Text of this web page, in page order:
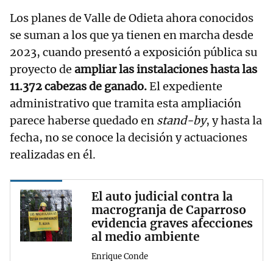
Los planes de Valle de Odieta ahora conocidos
se suman a los que ya tienen en marcha desde
2023, cuando presentó a exposición pública su
proyecto de ampliar las instalaciones hasta las
11.372 cabezas de ganado.El expediente
administrativo que tramita esta ampliación
parece haberse quedado en stand-by, y hasta la
fecha, no se conoce la decisión y actuaciones
realizadas en él.
El auto judicial contra la
macrogranja de Caparroso
evidencia graves afecciones
al medio ambiente
Enrique Conde